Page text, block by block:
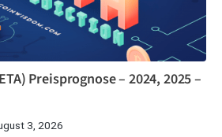
Preisprognose – 2024, 2025 –
3, 2026